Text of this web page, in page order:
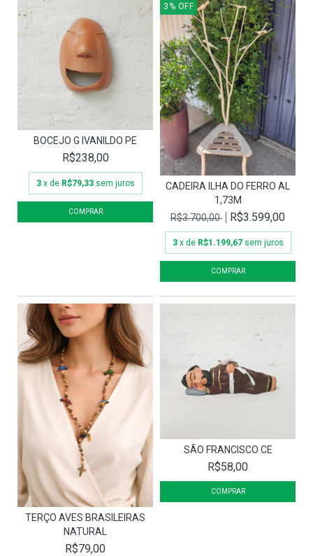
BOCEJO G IVANILDO PE
R$238,00
3 x de R$79,33 sem juros
3 % OFF
CADEIRA ILHA DO FERRO AL
1,73M
R$3.700,00
R$3.599,00
3 x de R$1.199,67 sem juros
TERÇO AVES BRASILEIRAS
NATURAL
R$79,00
SÃO FRANCISCO CE
R$58,00